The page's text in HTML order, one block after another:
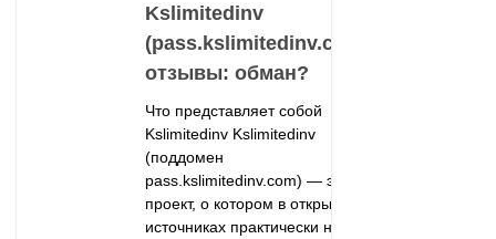
Kslimitedinv
(pass.kslimitedinv.com)
отзывы: обман?
Что представляет собой
Kslimitedinv Kslimitedinv
(поддомен
pass.kslimitedinv.com) — это
проект, о котором в открытых
источниках практически нет